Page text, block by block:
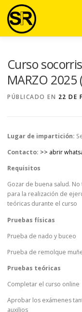
Saltar
contenido
Curso
MARZO 2025
PÚBLICADO EN 22 DE
Lugar de impartición:
Contacto: >> abrir
Requisitos
Gozar de buena salud.
para la realización de
teóricas durante el curso
Pruebas físicas
Prueba de nado y buceo
Prueba de remolque
Pruebas teóricas
Completar el curso online
Aprobar los exámenes
auxilios